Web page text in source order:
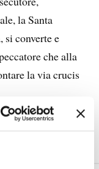
la Santa
si converte e
che alla
la via crucis